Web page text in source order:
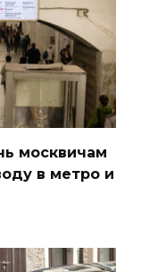
москвичам
в метро и